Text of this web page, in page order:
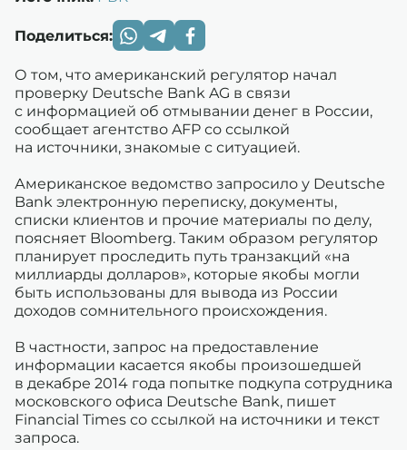
Поделиться:
О том, что американский регулятор начал
проверку Deutsche Bank AG в связи
с информацией об отмывании денег в России,
сообщает агентство AFP со ссылкой
на источники, знакомые с ситуацией.
Американское ведомство запросило у Deutsche
Bank электронную переписку, документы,
списки клиентов и прочие материалы по делу,
поясняет Bloomberg. Таким образом регулятор
планирует проследить путь транзакций «на
миллиарды долларов», которые якобы могли
быть использованы для вывода из России
доходов сомнительного происхождения.
В частности, запрос на предоставление
информации касается якобы произошедшей
в декабре 2014 года попытке подкупа сотрудника
московского офиса Deutsche Bank, пишет
Finanсial Times со ссылкой на источники и текст
запроса.